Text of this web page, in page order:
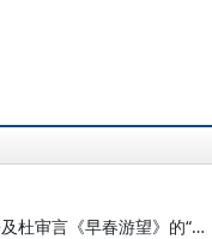
罗漫：王勃送杜少府诗的高城远望——兼及杜审言《早春游望》的“古调”回音